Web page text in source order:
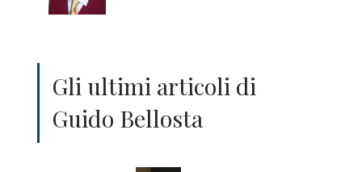
Gli ultimi articoli di
Guido Bellosta